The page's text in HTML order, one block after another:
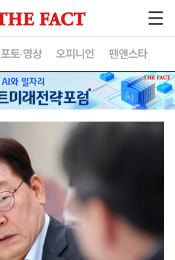
포토·영상 오피니언 팬앤스타